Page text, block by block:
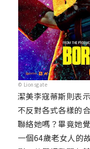
© Lionsgate
潔美李寇蒂斯則表
不反對各式各樣的
聯絡她嗎？畢竟她
一個64歲老女人的